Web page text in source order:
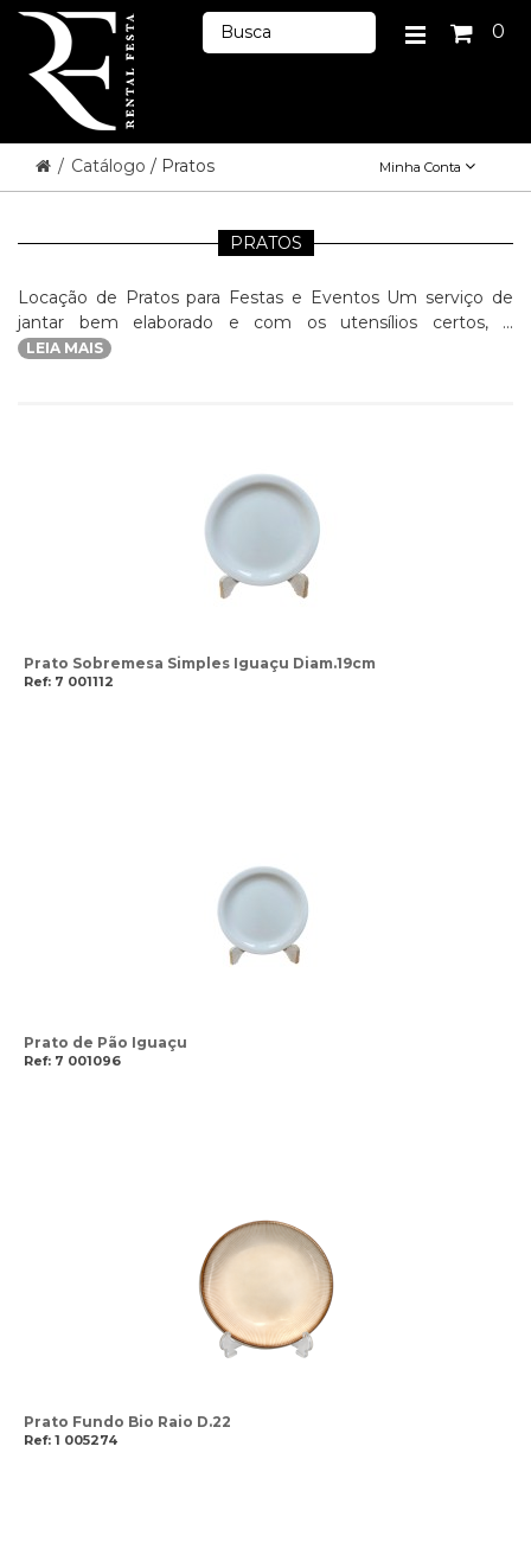
0
/ Catálogo / Pratos Minha Conta
PRATOS
Locação de Pratos para Festas e Eventos Um serviço de
jantar bem elaborado e com os utensílios certos, ...
LEIA MAIS
Prato Sobremesa Simples Iguaçu Diam.19cm
Ref: 7 001112
Prato de Pão Iguaçu
Ref: 7 001096
Prato Fundo Bio Raio D.22
Ref: 1 005274